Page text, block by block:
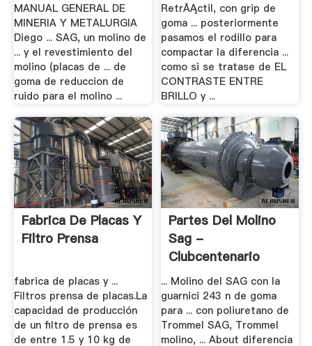
MANUAL GENERAL DE
MINERIA Y METALURGIA
Diego ... SAG, un molino de
... y el revestimiento del
molino (placas de ... de
goma de reduccion de
ruido para el molino ...
RetrĂĄctil, con grip de
goma ... posteriormente
pasamos el rodillo para
compactar la diferencia ...
como si se tratase de EL
CONTRASTE ENTRE
BRILLO y ...
Fabrica De Placas Y
Filtro Prensa
fabrica de placas y ...
Filtros prensa de placas.La
capacidad de producción
de un filtro de prensa es
de entre 1.5 y 10 kg de
Partes Del Molino
Sag -
Clubcentenario
... Molino del SAG con la
guarnici 243 n de goma
para ... con poliuretano de
Trommel SAG, Trommel
molino, ... About diferencia